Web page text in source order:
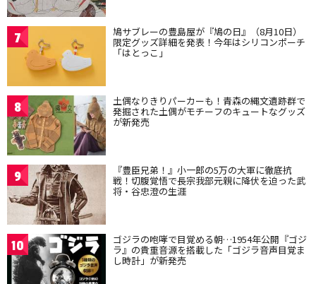
7 鳩サブレーの豊島屋が『鳩の日』（8月10日）
限定グッズ詳細を発表！今年はシリコンポーチ
「はとっこ」
8 土偶なりきりパーカーも！青森の縄文遺跡群で
発掘された土偶がモチーフのキュートなグッズ
が新発売
9 『豊臣兄弟！』小一郎の5万の大軍に徹底抗
戦！切腹覚悟で長宗我部元親に降伏を迫った武
将・谷忠澄の生涯
10 ゴジラの咆哮で目覚める朝…1954年公開『ゴジ
ラ』の貴重音源を搭載した「ゴジラ音声目覚ま
し時計」が新発売